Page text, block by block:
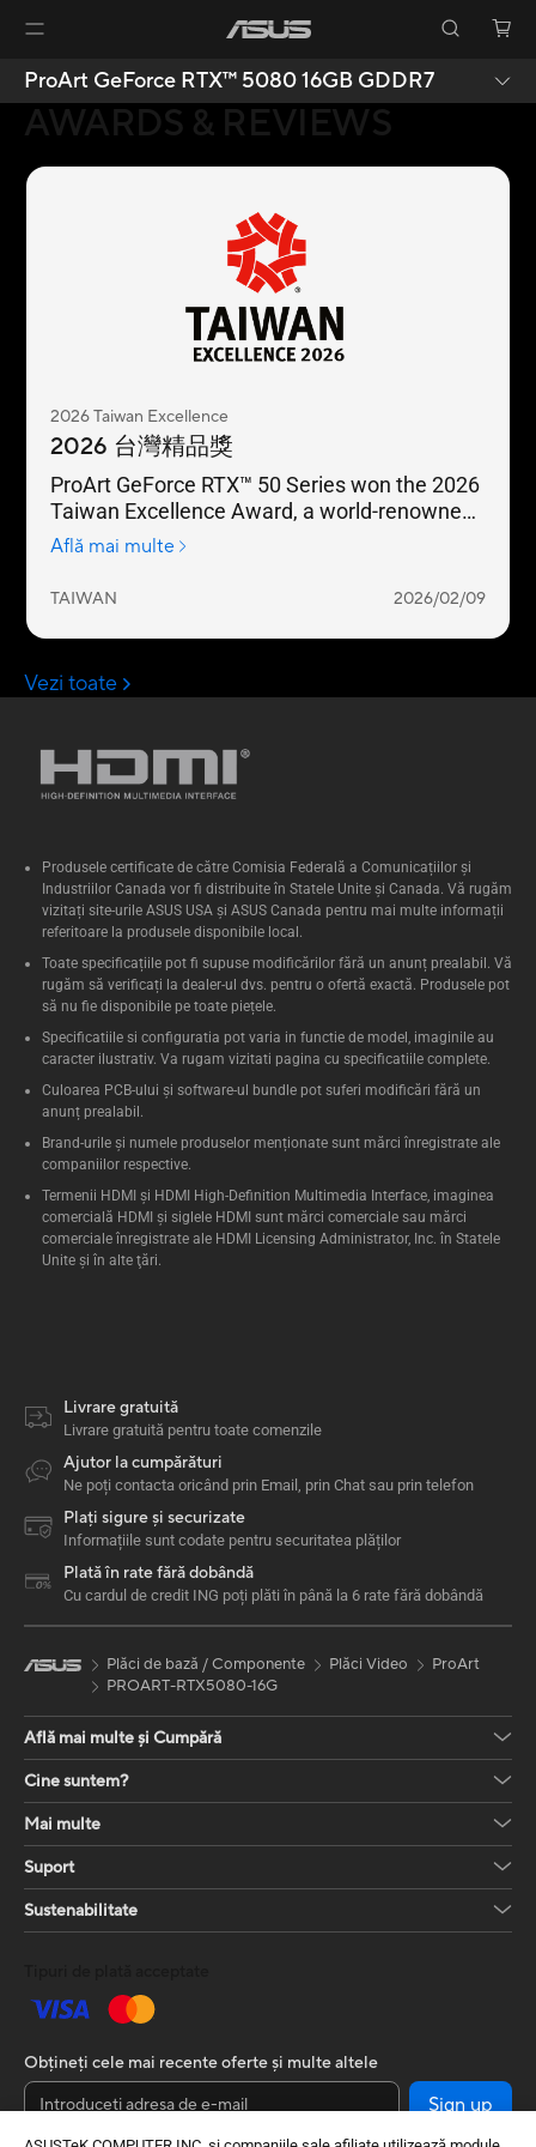
ProArt GeForce RTX™ 5080 16GB GDDR7
Produsele certificate de către Comisia Federală a Comunicațiilor și
Industriilor Canada vor fi distribuite în Statele Unite și Canada. Vă rugăm
vizitați site-urile ASUS USA și ASUS Canada pentru mai multe informații
referitoare la produsele disponibile local.
Toate specificațiile pot fi supuse modificărilor fără un anunț prealabil. Vă
rugăm să verificați la dealer-ul dvs. pentru o ofertă exactă. Produsele pot
să nu fie disponibile pe toate piețele.
Specificatiile si configuratia pot varia in functie de model, imaginile au
caracter ilustrativ. Va rugam vizitati pagina cu specificatiile complete.
Culoarea PCB-ului și software-ul bundle pot suferi modificări fără un
anunț prealabil.
Brand-urile și numele produselor menționate sunt mărci înregistrate ale
companiilor respective.
Termenii HDMI și HDMI High-Definition Multimedia Interface, imaginea
comercială HDMI şi siglele HDMI sunt mărci comerciale sau mărci
comerciale înregistrate ale HDMI Licensing Administrator, Inc. în Statele
Unite şi în alte ţări.
Livrare gratuită
Livrare gratuită pentru toate comenzile
Ajutor la cumpărături
Ne poți contacta oricând prin Email, prin Chat sau prin telefon
Plați sigure și securizate
Informațiile sunt codate pentru securitatea plăților
Plată în rate fără dobândă
Cu cardul de credit ING poți plăti în până la 6 rate fără dobândă
Plăci de bază / Componente Plăci Video
ProArt
PROART-RTX5080-16G
Află mai multe și Cumpără
Cine suntem?
Mai multe
Suport
Sustenabilitate
Obțineți cele mai recente oferte și multe altele
Sign up